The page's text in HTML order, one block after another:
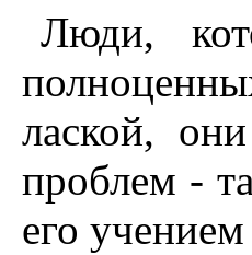
Люди,
лаской,
проблем -
его